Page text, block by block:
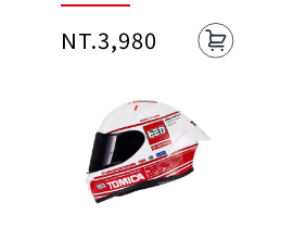
度與競技熱情
NT.3,980